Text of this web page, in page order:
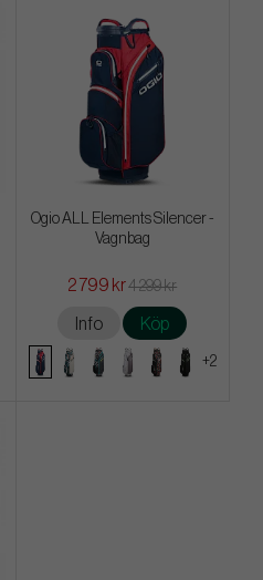
Ogio ALL Elements Silencer -
Vagnbag
2 799 kr4 299 kr
Info Köp
+2